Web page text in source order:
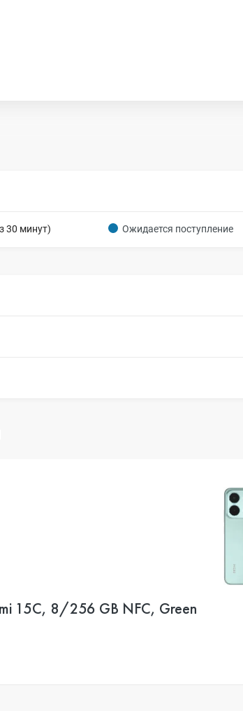
30 минут) Ожидается поступление
15C, 8/256 GB NFC, Green